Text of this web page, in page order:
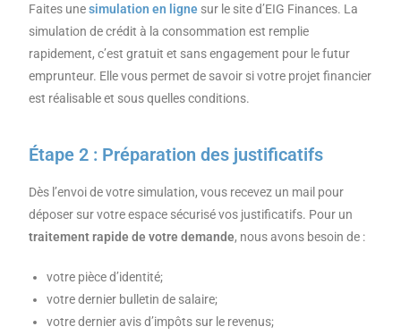
Faites unesimulation en ligne sur le site d’EIG Finances. La
simulation de crédit à la consommation est remplie
rapidement, c’est gratuit et sans engagement pour le futur
emprunteur. Elle vous permet de savoir si votre projet financier
est réalisable et sous quelles conditions.
Étape 2 : Préparation des justificatifs
Dès l’envoi de votre simulation, vous recevez un mail pour
déposer sur votre espace sécurisé vos justificatifs. Pour un
traitement rapide de votre demande, nous avons besoin de :
votre pièce d’identité;
votre dernier bulletin de salaire;
votre dernier avis d’impôts sur le revenus;